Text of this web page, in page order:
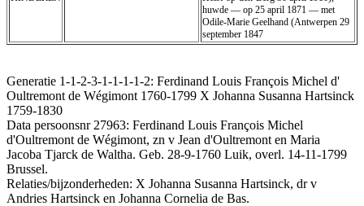
huwde — op 25 april 1871 — met
Odile-Marie Geelhand (Antwerpen 29
september 1847
Generatie 1-1-2-3-1-1-1-1-2: Ferdinand Louis François Michel d'
Oultremont de Wégimont 1760-1799 X Johanna Susanna Hartsinck
1759-1830
Data persoonsnr 27963: Ferdinand Louis François Michel
d'Oultremont de Wégimont, zn v Jean d'Oultremont en Maria
Jacoba Tjarck de Waltha. Geb. 28-9-1760 Luik, overl. 14-11-1799
Brussel.
Relaties/bijzonderheden: X Johanna Susanna Hartsinck, dr v
Andries Hartsinck en Johanna Cornelia de Bas.